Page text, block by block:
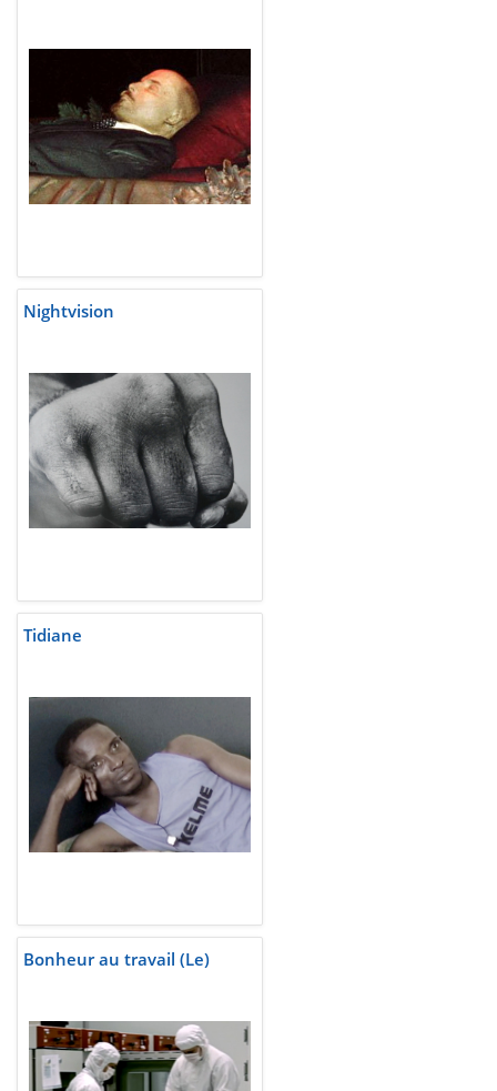
Nightvision
Tidiane
Bonheur au travail (Le)